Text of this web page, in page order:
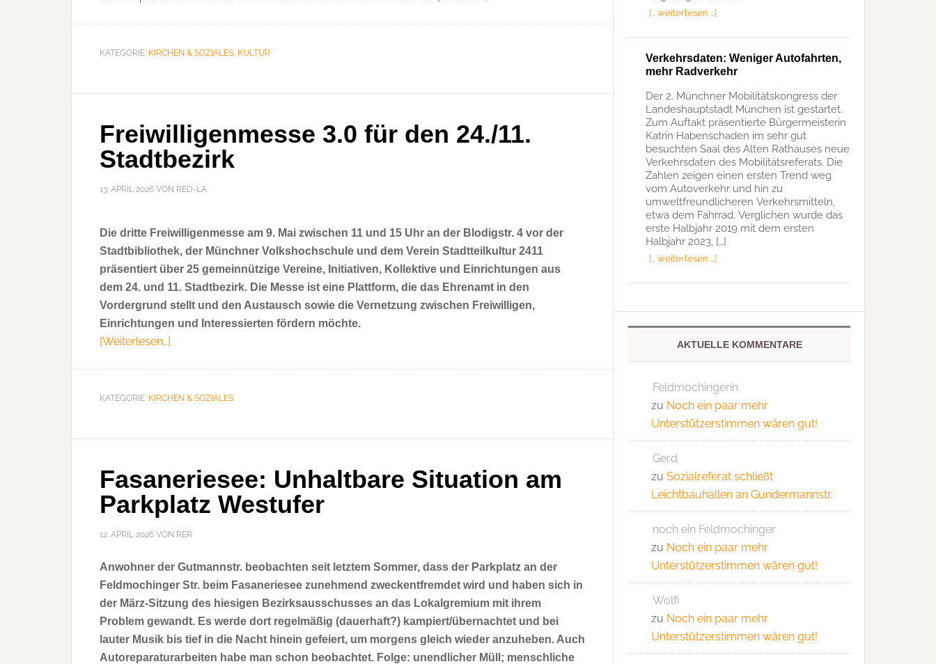
KATEGORIE: KIRCHEN & SOZIALES, KULTUR
Freiwilligenmesse 3.0 für den 24./11.
Stadtbezirk
13. APRIL 2026 VON RED-LA
Die dritte Freiwilligenmesse am 9. Mai zwischen 11 und 15 Uhr an der Blodigstr. 4 vor der
Stadtbibliothek, der Münchner Volkshochschule und dem Verein Stadtteilkultur 2411
präsentiert über 25 gemeinnützige Vereine, Initiativen, Kollektive und Einrichtungen aus
dem 24. und 11. Stadtbezirk. Die Messe ist eine Plattform, die das Ehrenamt in den
Vordergrund stellt und den Austausch sowie die Vernetzung zwischen Freiwilligen,
Einrichtungen und Interessierten fördern möchte.
[Weiterlesen…]
den
KATEGORIE: KIRCHEN & SOZIALES
Fasaneriesee: Unhaltbare Situation am
Parkplatz Westufer
12. APRIL 2026 VON RER
Anwohner der Gutmannstr. beobachten seit letztem Sommer, dass der Parkplatz an der
Feldmochinger Str. beim Fasaneriesee zunehmend zweckentfremdet wird und haben sich in
der März-Sitzung des hiesigen Bezirksausschusses an das Lokalgremium mit ihrem
Problem gewandt. Es werde dort regelmäßig (dauerhaft?) kampiert/übernachtet und bei
lauter Musik bis tief in die Nacht hinein gefeiert, um morgens gleich wieder anzuheben. Auch
Autoreparaturarbeiten habe man schon beobachtet. Folge: unendlicher Müll; menschliche
[… weiterlesen …]
Verkehrsdaten: Weniger Autofahrten,
mehr Radverkehr
Der 2. Münchner Mobilitätskongress der
Landeshauptstadt München ist gestartet.
Zum Auftakt präsentierte Bürgermeisterin
Katrin Habenschaden im sehr gut
besuchten Saal des Alten Rathauses neue
Verkehrsdaten des Mobilitätsreferats. Die
Zahlen zeigen einen ersten Trend weg
vom Autoverkehr und hin zu
umweltfreundlicheren Verkehrsmitteln,
etwa dem Fahrrad. Verglichen wurde das
erste Halbjahr 2019 mit dem ersten
Halbjahr 2023, […]
[… weiterlesen …]
AKTUELLE KOMMENTARE
Feldmochingerin
zu Noch ein paar mehr
Unterstützerstimmen wären gut!
Gerd
zu Sozialreferat schließt
Leichtbauhallen an Gundermannstr.
noch ein Feldmochinger
zu Noch ein paar mehr
Unterstützerstimmen wären gut!
Wolfi
zu Noch ein paar mehr
Unterstützerstimmen wären gut!